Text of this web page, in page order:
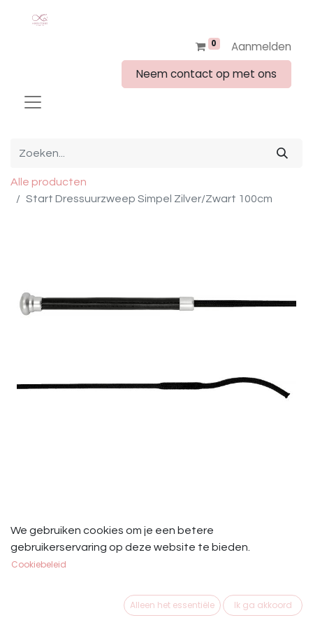
0
Aanmelden
Neem contact op met ons
Alle producten
Start Dressuurzweep Simpel Zilver/Zwart 100cm
Start Dressuurzweep Simpel
Zilver/Zwart 100cm
We gebruiken cookies om je een betere
gebruikerservaring op deze website te bieden.
Cookiebeleid
Alleen het essentiële Ik ga akkoord